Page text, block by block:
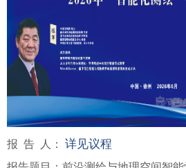
报告 人： 详见议程